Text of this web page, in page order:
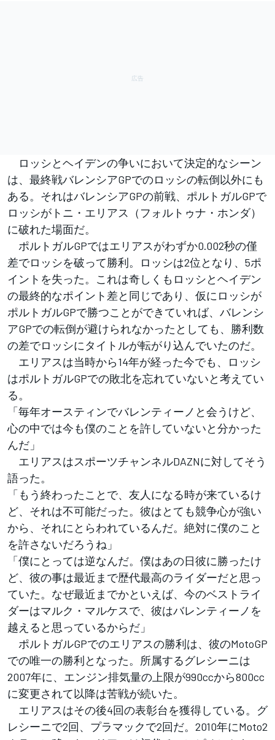
ロッシとヘイデンの争いにおいて決定的なシーン
は、最終戦バレンシアGPでのロッシの転倒以外にも
ある。それはバレンシアGPの前戦、ポルトガルGPで
ロッシがトニ・エリアス（フォルトゥナ・ホンダ）
に破れた場面だ。
ポルトガルGPではエリアスがわずか0.002秒の僅
差でロッシを破って勝利。ロッシは2位となり、5ポ
イントを失った。これは奇しくもロッシとヘイデン
の最終的なポイント差と同じであり、仮にロッシが
ポルトガルGPで勝つことができていれば、バレンシ
アGPでの転倒が避けられなかったとしても、勝利数
の差でロッシにタイトルが転がり込んでいたのだ。
エリアスは当時から14年が経った今でも、ロッシ
はポルトガルGPでの敗北を忘れていないと考えてい
る。
「毎年オースティンでバレンティーノと会うけど、
心の中では今も僕のことを許していないと分かった
んだ」
エリアスはスポーツチャンネルDAZNに対してそう
語った。
「もう終わったことで、友人になる時が来ているけ
ど、それは不可能だった。彼はとても競争心が強い
から、それにとらわれているんだ。絶対に僕のこと
を許さないだろうね」
「僕にとっては逆なんだ。僕はあの日彼に勝ったけ
ど、彼の事は最近まで歴代最高のライダーだと思っ
ていた。なぜ最近までかといえば、今のベストライ
ダーはマルク・マルケスで、彼はバレンティーノを
越えると思っているからだ」
ポルトガルGPでのエリアスの勝利は、彼のMotoGP
での唯一の勝利となった。所属するグレシーニは
2007年に、エンジン排気量の上限が990ccから800cc
に変更されて以降は苦戦が続いた。
エリアスはその後4回の表彰台を獲得している。グ
レシーニで2回、プラマックで2回だ。2010年にMoto2